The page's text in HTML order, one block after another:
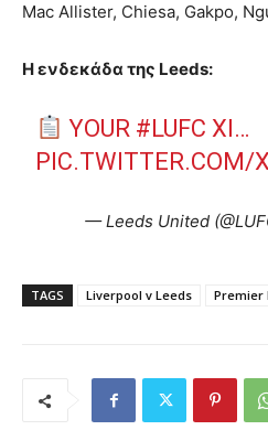
Mac Allister, Chiesa, Gakpo,
Η ενδεκάδα της Leeds:
YOUR #LUFC XI…
PIC.TWITTER.COM/
— Leeds United
TAGS Liverpool v Leeds Premier